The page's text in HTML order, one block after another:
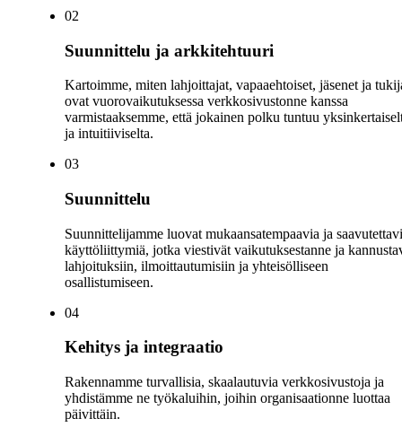
02
Suunnittelu ja arkkitehtuuri
Kartoimme, miten lahjoittajat, vapaaehtoiset, jäsenet ja
ovat vuorovaikutuksessa verkkosivustonne kanssa
varmistaaksemme, että jokainen polku tuntuu
ja intuitiiviselta.
03
Suunnittelu
Suunnittelijamme luovat mukaansatempaavia ja
käyttöliittymiä, jotka viestivät vaikutuksestanne ja
lahjoituksiin, ilmoittautumisiin ja yhteisölliseen
osallistumiseen.
04
Kehitys ja integraatio
Rakennamme turvallisia, skaalautuvia verkkosivustoja ja
yhdistämme ne työkaluihin, joihin organisaationne luottaa
päivittäin.